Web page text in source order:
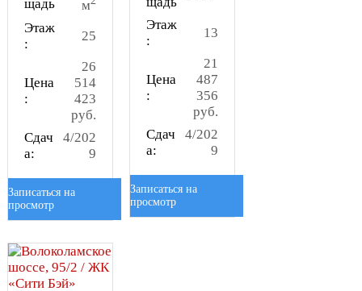
щадь
м
Этаж
:
25
Цена
:
26
514
423
руб.
Сдач
а:
4/202
9
Записаться на
просмотр
Этаж
:
13
Цена
:
21
487
356
руб.
Сдач
а:
4/202
9
Записаться на
просмотр